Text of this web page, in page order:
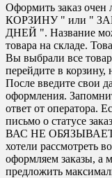
Оформить заказ
КОРЗИНУ " или "
ДНЕЙ ". Название
товара на складе.
Вы выбрали все
перейдите в
После введите свои
оформления.
ответ от оператора.
письмо о статусе
ВАС НЕ ОБЯЗЫВАЕТ -
хотели рассмотреть
оформляем заказы, а
предложить